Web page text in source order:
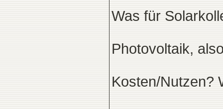
Was für
Photovoltaik,
Kosten/Nutzen?